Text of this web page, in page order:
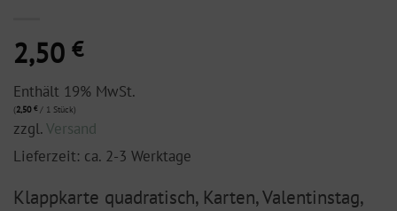
2,50 €
Enthält 19% MwSt.
(2,50 €/ 1 Stück)
zzgl.Versand
Lieferzeit: ca. 2-3 Werktage
Klappkarte quadratisch, Karten, Valentinstag,